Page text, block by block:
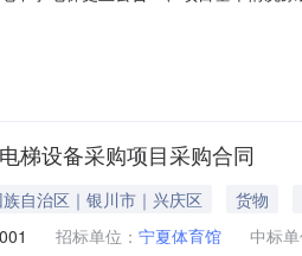
文件第四章采购需求（二）商务要求
梯设备采购项目采购合同
自治区｜银川市｜兴庆区
货物
招标单位： 宁夏体育馆
中标